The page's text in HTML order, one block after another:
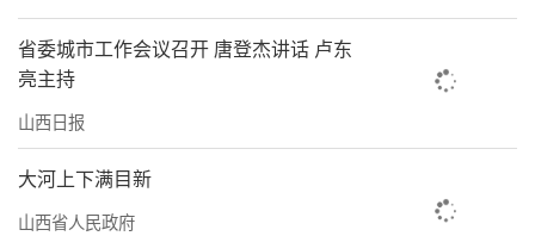
矩阵式发展，共同促进战略性新兴产业项目落
地。
这些创新成果和重大项目的推进，将为我
省经济高质量发展提供有力支撑，进一步筑牢
经济发展的基石。
省委城市工作会议召开 唐登杰讲话 卢东
亮主持
山西日报
大河上下满目新
山西省人民政府